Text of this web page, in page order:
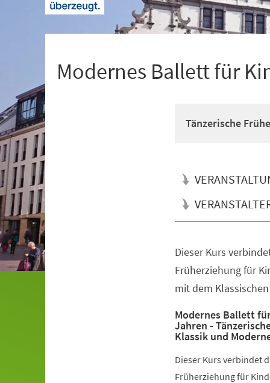
Modernes Ballett für
Tänzerische
Dieser Kurs
Früherziehung für
mit dem
Modernes Ballett
Jahren -
Klassik und
Dieser Kurs verbindet
Früherziehung für